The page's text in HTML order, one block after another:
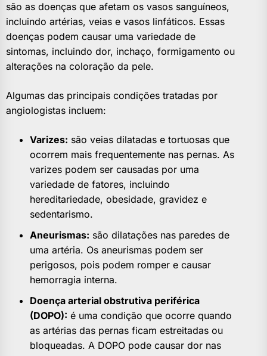
são as doenças que afetam os vasos sanguíneos,
incluindo artérias, veias e vasos linfáticos. Essas
doenças podem causar uma variedade de
sintomas, incluindo dor, inchaço, formigamento ou
alterações na coloração da pele.
Algumas das principais condições tratadas por
angiologistas incluem:
Varizes: são veias dilatadas e tortuosas que
ocorrem mais frequentemente nas pernas. As
varizes podem ser causadas por uma
variedade de fatores, incluindo
hereditariedade, obesidade, gravidez e
sedentarismo.
Aneurismas: são dilatações nas paredes de
uma artéria. Os aneurismas podem ser
perigosos, pois podem romper e causar
hemorragia interna.
Doença arterial obstrutiva periférica
(DOPO): é uma condição que ocorre quando
as artérias das pernas ficam estreitadas ou
bloqueadas. A DOPO pode causar dor nas